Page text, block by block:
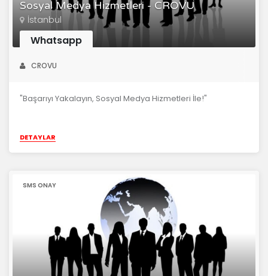
Sosyal Medya Hizmetleri - CROVU
İstanbul
Whatsapp
CROVU
"Başarıyı Yakalayın, Sosyal Medya Hizmetleri İle!"
DETAYLAR
SMS ONAY